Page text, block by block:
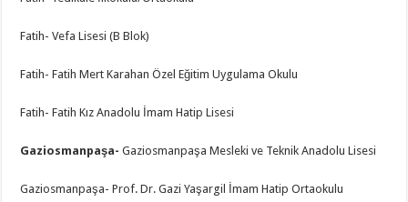
Fatih- Vefa Lisesi (B Blok)
Fatih- Fatih Mert Karahan Özel Eğitim Uygulama Okulu
Fatih- Fatih Kız Anadolu İmam Hatip Lisesi
Gaziosmanpaşa-Gaziosmanpaşa Mesleki ve Teknik Anadolu Lisesi
Gaziosmanpaşa- Prof. Dr. Gazi Yaşargil İmam Hatip Ortaokulu